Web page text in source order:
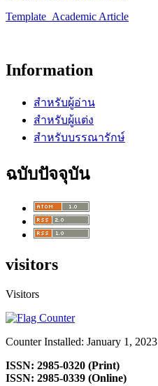
Template_Academic Article
Information
สำหรับผู้อ่าน
สำหรับผู้แต่ง
สำหรับบรรณารักษ์
ฉบับปัจจุบัน
visitors
Visitors
Counter Installed: January 1, 2023
ISSN: 2985-0320 (Print)
ISSN: 2985-0339 (Online)